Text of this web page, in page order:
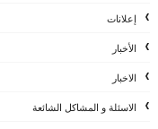
إعلانات
الأخبار
الاخبار
الاسئلة و المشاكل الشائعة